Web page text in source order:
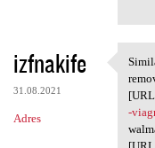
izfnakife
31.08.2021
Adres
-